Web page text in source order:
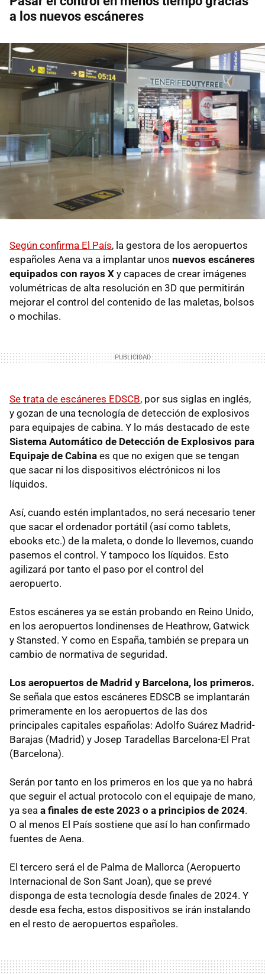
a los nuevos escáneres
Según confirma El País, la gestora de los aeropuertos
españoles Aena va a implantar unos nuevos escáneres
equipados con rayos X y capaces de crear imágenes
volumétricas de alta resolución en 3D que permitirán
mejorar el control del contenido de las maletas, bolsos
o mochilas.
Se trata de escáneres EDSCB, por sus siglas en inglés,
y gozan de una tecnología de detección de explosivos
para equipajes de cabina. Y lo más destacado de este
Sistema Automático de Detección de Explosivos para
Equipaje de Cabina es que no exigen que se tengan
que sacar ni los dispositivos eléctrónicos ni los
líquidos.
Así, cuando estén implantados, no será necesario tener
que sacar el ordenador portátil (así como tablets,
ebooks etc.) de la maleta, o donde lo llevemos, cuando
pasemos el control. Y tampoco los líquidos. Esto
agilizará por tanto el paso por el control del
aeropuerto.
Estos escáneres ya se están probando en Reino Unido,
en los aeropuertos londinenses de Heathrow, Gatwick
y Stansted. Y como en España, también se prepara un
cambio de normativa de seguridad.
Los aeropuertos de Madrid y Barcelona, los primeros.
Se señala que estos escáneres EDSCB se implantarán
primeramente en los aeropuertos de las dos
principales capitales españolas: Adolfo Suárez Madrid-
Barajas (Madrid) y Josep Taradellas Barcelona-El Prat
(Barcelona).
Serán por tanto en los primeros en los que ya no habrá
que seguir el actual protocolo con el equipaje de mano,
ya sea a finales de este 2023 o a principios de 2024.
O al menos El País sostiene que así lo han confirmado
fuentes de Aena.
El tercero será el de Palma de Mallorca (Aeropuerto
Internacional de Son Sant Joan), que se prevé
disponga de esta tecnología desde finales de 2024. Y
desde esa fecha, estos dispositivos se irán instalando
en el resto de aeropuertos españoles.